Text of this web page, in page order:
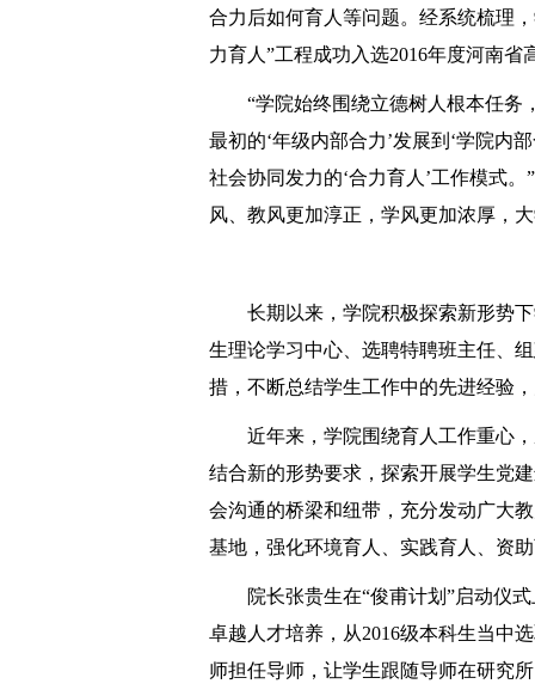
合力后如何育人等问题。经系统梳理
力育人”工程成功入选2016年度河南省
“学院始终围绕立德树人根本任务
最初的‘年级内部合力’发展到‘学院内
社会协同发力的‘合力育人’工作模式
风、教风更加淳正，学风更加浓厚，
长期以来，学院积极探索新形势
生理论学习中心、选聘特聘班主任、
措，不断总结学生工作中的先进经验
近年来，学院围绕育人工作重心
结合新的形势要求，探索开展学生党
会沟通的桥梁和纽带，充分发动广大
基地，强化环境育人、实践育人、资
院长张贵生在“俊甫计划”启动仪
卓越人才培养，从2016级本科生当中
师担任导师，让学生跟随导师在研究